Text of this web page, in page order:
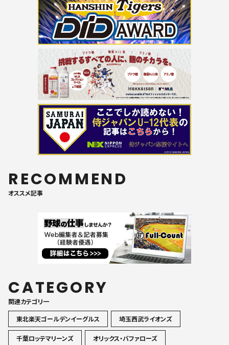
RECOMMEND
オススメ記事
CATEGORY
関連カテゴリ一
東北楽天ゴールデンイーグルス
埼玉西武ライオンズ
千葉ロッテマリーンズ オリックス・バファローズ